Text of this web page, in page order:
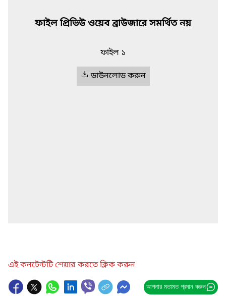
ফাইল প্রিভিউ ওয়েব ব্রাউজারে সমর্থিত নয়
ফাইল ১
ডাউনলোড করুন
এই কনটেন্টটি শেয়ার করতে ক্লিক করুন
আপনার মতামত প্রদান করুন